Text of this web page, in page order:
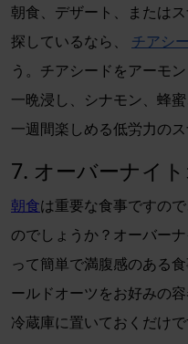
朝食、デザート、または
探しているなら、 チアシ
う。チアシードをアーモ
一晩浸し、シナモン、蜂
一週間楽しめる低労力のス
7. オーバーナイ
朝食は重要な食事ですの
のでしょうか？オーバーナ
って簡単で満腹感のある
ールドオーツをお好みの
冷蔵庫に置いておくだけ